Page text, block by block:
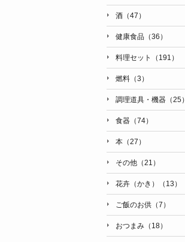
酒（47）
健康食品（36）
料理セット（191）
燃料（3）
調理道具・機器（25）
食器（74）
本（27）
その他（21）
花卉（かき）（13）
ご飯のお供（7）
おつまみ（18）